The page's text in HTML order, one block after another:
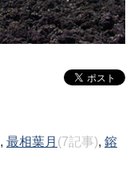
, 最相葉月 (7記事), 鎔